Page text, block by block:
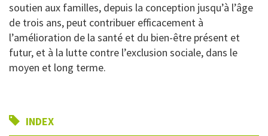
soutien aux familles, depuis la conception jusqu’à l’âge
de trois ans, peut contribuer efficacement à
l’amélioration de la santé et du bien-être présent et
futur, et à la lutte contre l’exclusion sociale, dans le
moyen et long terme.
INDEX